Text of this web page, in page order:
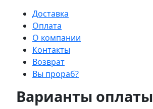
Доставка
Оплата
О компании
Контакты
Возврат
Вы прораб?
Варианты оплаты